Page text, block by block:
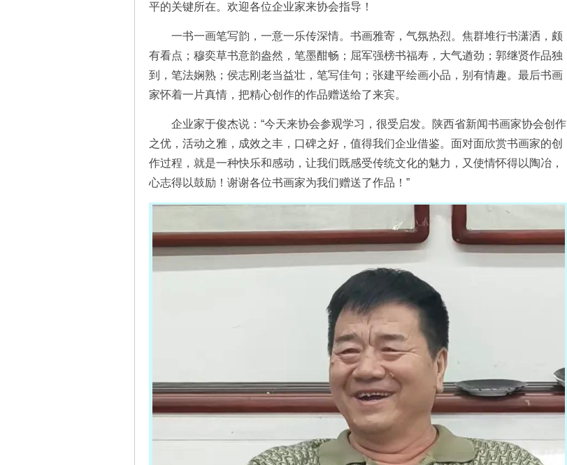
平的关键所在。欢迎各位企业家来协会指导！
一书一画笔写韵，一意一乐传深情。书画雅寄，气氛热烈。焦群堆行书潇洒，颇
有看点；穆奕草书意韵盎然，笔墨酣畅；屈军强榜书福寿，大气遒劲；郭继贤作品独
到，笔法娴熟；侯志刚老当益壮，笔写佳句；张建平绘画小品，别有情趣。最后书画
家怀着一片真情，把精心创作的作品赠送给了来宾。
企业家于俊杰说：“今天来协会参观学习，很受启发。陕西省新闻书画家协会创作
之优，活动之雅，成效之丰，口碑之好，值得我们企业借鉴。面对面欣赏书画家的创
作过程，就是一种快乐和感动，让我们既感受传统文化的魅力，又使情怀得以陶冶，
心志得以鼓励！谢谢各位书画家为我们赠送了作品！”